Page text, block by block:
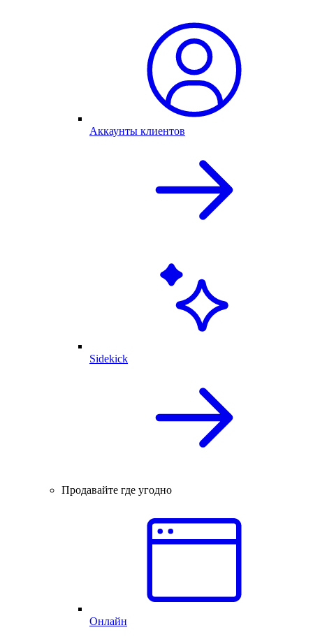
Аккаунты клиентов
Sidekick
Продавайте где угодно
Онлайн